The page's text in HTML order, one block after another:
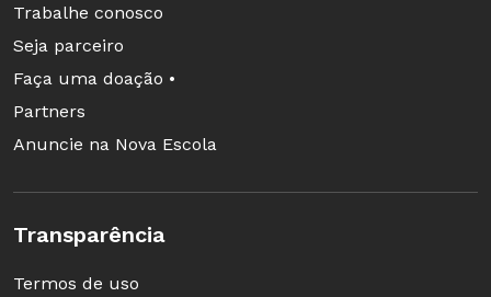
Trabalhe conosco
Seja parceiro
Faça uma doação •
Partners
Anuncie na Nova Escola
Transparência
Termos de uso